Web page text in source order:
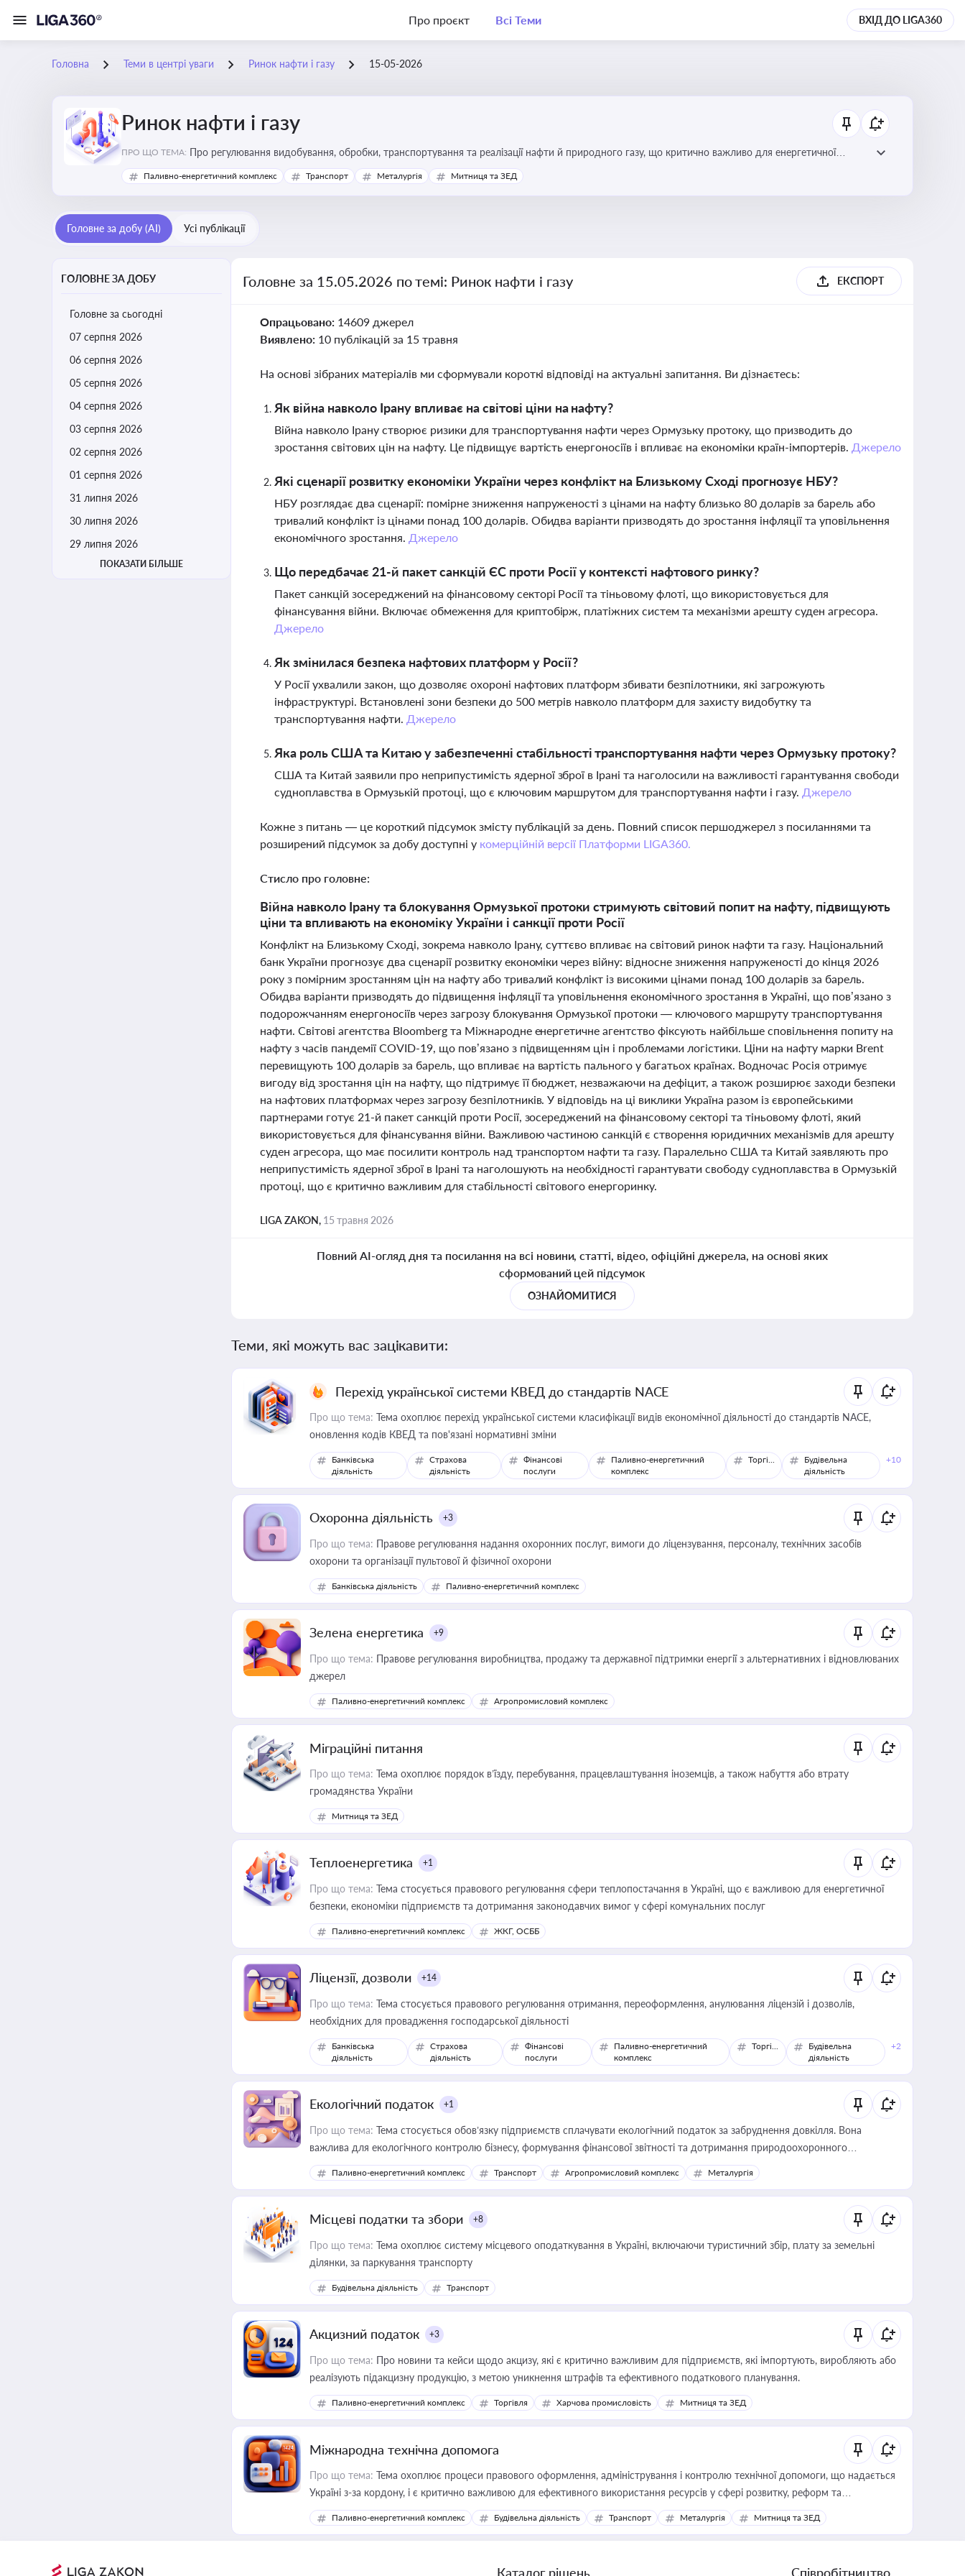
Про проєкт Всі Теми ВХІД ДО LIGA360
Головна Теми в центрі уваги Ринок нафти і газу 15-05-2026
Ринок нафти і газу
ПРО ЩО ТЕМА: Про регулювання видобування, обробки, транспортування та реалізації нафти й природного газу, що критично важливо для енергетичної
безпеки, інвестицій у галузь та дотримання ліцензійних умов діяльності
Паливно-енергетичний комплекс Транспорт Металургія Митниця та ЗЕД
Головне за добу (AI) Усі публікації
ГОЛОВНЕ ЗА ДОБУ
Головне за сьогодні
07 серпня 2026
06 серпня 2026
05 серпня 2026
04 серпня 2026
03 серпня 2026
02 серпня 2026
01 серпня 2026
31 липня 2026
30 липня 2026
29 липня 2026
ПОКАЗАТИ БІЛЬШЕ
Головне за 15.05.2026 по темі: Ринок нафти і газу ЕКСПОРТ
Опрацьовано: 14609 джерел
Виявлено: 10 публікацій за 15 травня
На основі зібраних матеріалів ми сформували короткі відповіді на актуальні запитання. Ви дізнаєтесь:
Як війна навколо Ірану впливає на світові ціни на нафту?
Війна навколо Ірану створює ризики для транспортування нафти через Ормузьку протоку, що призводить до
зростання світових цін на нафту. Це підвищує вартість енергоносіїв і впливає на економіки країн-імпортерів. Джерело
Які сценарії розвитку економіки України через конфлікт на Близькому Сході прогнозує НБУ?
НБУ розглядає два сценарії: помірне зниження напруженості з цінами на нафту близько 80 доларів за барель або
тривалий конфлікт із цінами понад 100 доларів. Обидва варіанти призводять до зростання інфляції та уповільнення
економічного зростання. Джерело
Що передбачає 21-й пакет санкцій ЄС проти Росії у контексті нафтового ринку?
Пакет санкцій зосереджений на фінансовому секторі Росії та тіньовому флоті, що використовується для
фінансування війни. Включає обмеження для криптобірж, платіжних систем та механізми арешту суден агресора.
Джерело
Як змінилася безпека нафтових платформ у Росії?
У Росії ухвалили закон, що дозволяє охороні нафтових платформ збивати безпілотники, які загрожують
інфраструктурі. Встановлені зони безпеки до 500 метрів навколо платформ для захисту видобутку та
транспортування нафти. Джерело
Яка роль США та Китаю у забезпеченні стабільності транспортування нафти через Ормузьку протоку?
США та Китай заявили про неприпустимість ядерної зброї в Ірані та наголосили на важливості гарантування свободи
судноплавства в Ормузькій протоці, що є ключовим маршрутом для транспортування нафти і газу. Джерело
Кожне з питань — це короткий підсумок змісту публікацій за день. Повний список першоджерел з посиланнями та
розширений підсумок за добу доступні у комерційній версії Платформи LIGA360.
Стисло про головне:
Війна навколо Ірану та блокування Ормузької протоки стримують світовий попит на нафту, підвищують
ціни та впливають на економіку України і санкції проти Росії
Конфлікт на Близькому Сході, зокрема навколо Ірану, суттєво впливає на світовий ринок нафти та газу. Національний
банк України прогнозує два сценарії розвитку економіки через війну: відносне зниження напруженості до кінця 2026
року з помірним зростанням цін на нафту або тривалий конфлікт із високими цінами понад 100 доларів за барель.
Обидва варіанти призводять до підвищення інфляції та уповільнення економічного зростання в Україні, що пов’язано з
подорожчанням енергоносіїв через загрозу блокування Ормузької протоки — ключового маршруту транспортування
нафти. Світові агентства Bloomberg та Міжнародне енергетичне агентство фіксують найбільше сповільнення попиту на
нафту з часів пандемії COVID-19, що пов’язано з підвищенням цін і проблемами логістики. Ціни на нафту марки Brent
перевищують 100 доларів за барель, що впливає на вартість пального у багатьох країнах. Водночас Росія отримує
вигоду від зростання цін на нафту, що підтримує її бюджет, незважаючи на дефіцит, а також розширює заходи безпеки
на нафтових платформах через загрозу безпілотників. У відповідь на ці виклики Україна разом із європейськими
партнерами готує 21-й пакет санкцій проти Росії, зосереджений на фінансовому секторі та тіньовому флоті, який
використовується для фінансування війни. Важливою частиною санкцій є створення юридичних механізмів для арешту
суден агресора, що має посилити контроль над транспортом нафти та газу. Паралельно США та Китай заявляють про
неприпустимість ядерної зброї в Ірані та наголошують на необхідності гарантувати свободу судноплавства в Ормузькій
протоці, що є критично важливим для стабільності світового енергоринку.
LIGA ZAKON, 15 травня 2026
Повний AI-огляд дня та посилання на всі новини, статті, відео, офіційні джерела, на основі яких
сформований цей підсумок
ОЗНАЙОМИТИСЯ
Теми, які можуть вас зацікавити:
Перехід української системи КВЕД до стандартів NACE
Про що тема: Тема охоплює перехід української системи класифікації видів економічної діяльності до стандартів NACE,
оновлення кодів КВЕД та пов'язані нормативні зміни
Банківська
діяльність
Страхова
діяльність
Фінансові
послуги
Паливно-енергетичний
комплекс
Торгівля
Будівельна
діяльність
+10
Охоронна діяльність +3
Про що тема: Правове регулювання надання охоронних послуг, вимоги до ліцензування, персоналу, технічних засобів
охорони та організації пультової й фізичної охорони
Банківська діяльність Паливно-енергетичний комплекс
Зелена енергетика +9
Про що тема: Правове регулювання виробництва, продажу та державної підтримки енергії з альтернативних і відновлюваних
джерел
Паливно-енергетичний комплекс Агропромисловий комплекс
Міграційні питання
Про що тема: Тема охоплює порядок в’їзду, перебування, працевлаштування іноземців, а також набуття або втрату
громадянства України
Митниця та ЗЕД
Теплоенергетика +1
Про що тема: Тема стосується правового регулювання сфери теплопостачання в Україні, що є важливою для енергетичної
безпеки, економіки підприємств та дотримання законодавчих вимог у сфері комунальних послуг
Паливно-енергетичний комплекс ЖКГ, ОСББ
Ліцензії, дозволи +14
Про що тема: Тема стосується правового регулювання отримання, переоформлення, анулювання ліцензій і дозволів,
необхідних для провадження господарської діяльності
Банківська
діяльність
Страхова
діяльність
Фінансові
послуги
Паливно-енергетичний
комплекс
Торгівля
Будівельна
діяльність
+2
Екологічний податок +1
Про що тема: Тема стосується обов’язку підприємств сплачувати екологічний податок за забруднення довкілля. Вона
важлива для екологічного контролю бізнесу, формування фінансової звітності та дотримання природоохоронного
законодавства
Паливно-енергетичний комплекс Транспорт Агропромисловий комплекс Металургія
Місцеві податки та збори +8
Про що тема: Тема охоплює систему місцевого оподаткування в Україні, включаючи туристичний збір, плату за земельні
ділянки, за паркування транспорту
Будівельна діяльність Транспорт
Акцизний податок +3
Про що тема: Про новини та кейси щодо акцизу, які є критично важливим для підприємств, які імпортують, виробляють або
реалізують підакцизну продукцію, з метою уникнення штрафів та ефективного податкового планування.
Паливно-енергетичний комплекс Торгівля Харчова промисловість Митниця та ЗЕД
Міжнародна технічна допомога
Про що тема: Тема охоплює процеси правового оформлення, адміністрування і контролю технічної допомоги, що надається
Україні з-за кордону, і є критично важливою для ефективного використання ресурсів у сфері розвитку, реформ та
інфраструктурних проєктів
Паливно-енергетичний комплекс Будівельна діяльність Транспорт Металургія Митниця та ЗЕД
Каталог рішень Співробітництво